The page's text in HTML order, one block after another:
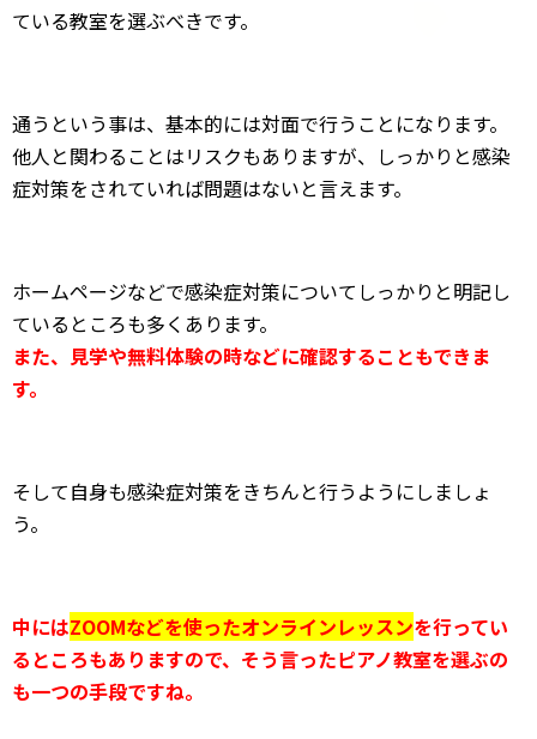
ている教室を選ぶべきです。
通うという事は、基本的には対面で行うことになります。
他人と関わることはリスクもありますが、しっかりと感染
症対策をされていれば問題はないと言えます。
ホームページなどで感染症対策についてしっかりと明記し
ているところも多くあります。
また、見学や無料体験の時などに確認することもできま
す。
そして自身も感染症対策をきちんと行うようにしましょ
う。
中にはZOOMなどを使ったオンラインレッスンを行ってい
るところもありますので、そう言ったピアノ教室を選ぶの
も一つの手段ですね。